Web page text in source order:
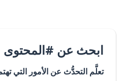
ابحث عن #المحتوى
تعلَّم التحدُّث عن الأمور التي